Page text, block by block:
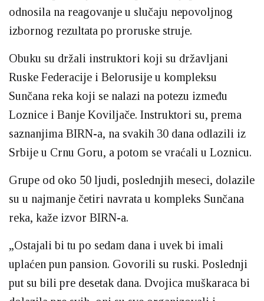
odnosila na reagovanje u slučaju nepovoljnog
izbornog rezultata po proruske struje.
Obuku su držali instruktori koji su državljani
Ruske Federacije i Belorusije u kompleksu
Sunčana reka koji se nalazi na potezu između
Loznice i Banje Koviljače. Instruktori su, prema
saznanjima BIRN-a, na svakih 30 dana odlazili iz
Srbije u Crnu Goru, a potom se vraćali u Loznicu.
Grupe od oko 50 ljudi, poslednjih meseci, dolazile
su u najmanje četiri navrata u kompleks Sunčana
reka, kaže izvor BIRN-a.
„Ostajali bi tu po sedam dana i uvek bi imali
uplaćen pun pansion. Govorili su ruski. Poslednji
put su bili pre desetak dana. Dvojica muškaraca bi